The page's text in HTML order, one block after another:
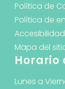
Política de
Política de
Accesibilidad
Mapa del
Horario
Lunes a